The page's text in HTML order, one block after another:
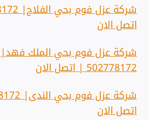
اتصل الان
شركة عزل فوم بحي الملك فهد|
502778172 | اتصل الان
اتصل الان